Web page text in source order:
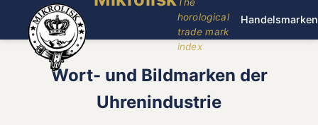
horological
trade mark
index
Handelsmarken
Wort- und Bildmarken der
Uhrenindustrie